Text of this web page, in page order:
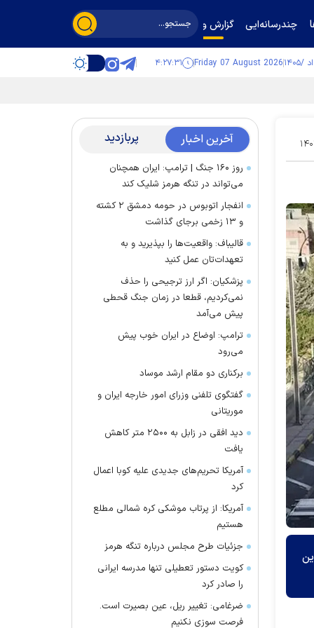
چندرسانه‌ایی گزارش و گفت‌وگو
Friday 07 August 2026 ۴:۲۷:۳۱
۱۴ آخرین اخبار پربازدید
روز ۱۶۰ جنگ | ترامپ: ایران همچنان
می‌تواند در تنگه هرمز شلیک کند
انفجار اتوبوس در حومه دمشق ۲ کشته
و ۱۳ زخمی برجای گذاشت
قالیباف: واقعیت‌ها را بپذیرید و به
تعهدات‌تان عمل کنید
پزشکیان: اگر ارز ترجیحی را حذف
نمی‌کردیم، قطعا در زمان جنگ قحطی
پیش می‌آمد
ترامپ: اوضاع در ایران خوب پیش
می‌رود
برکناری دو مقام ارشد موساد
گفتگوی تلفنی وزرای امور خارجه ایران و
موریتانی
دید افقی در زابل به ۲۵۰۰ متر کاهش
یافت
آمریکا تحریم‌های جدیدی علیه کوبا اعمال
کرد
آمریکا: از پرتاب موشکی کره شمالی مطلع
هستیم
جزئیات طرح مجلس درباره تنگه هرمز
کویت دستور تعطیلی تنها مدرسه ایرانی
را صادر کرد
ضرغامی: تغییر ریل، عین بصیرت است.
فرصت سوزی نکنیم